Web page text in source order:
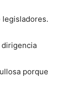
legisladores.
dirigencia
porque